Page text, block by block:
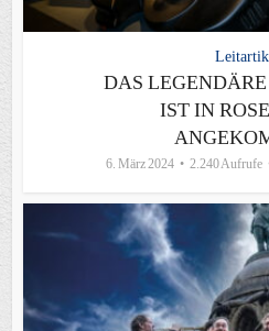
DAS
IST IN
6. März 2024 2.240 Aufrufe